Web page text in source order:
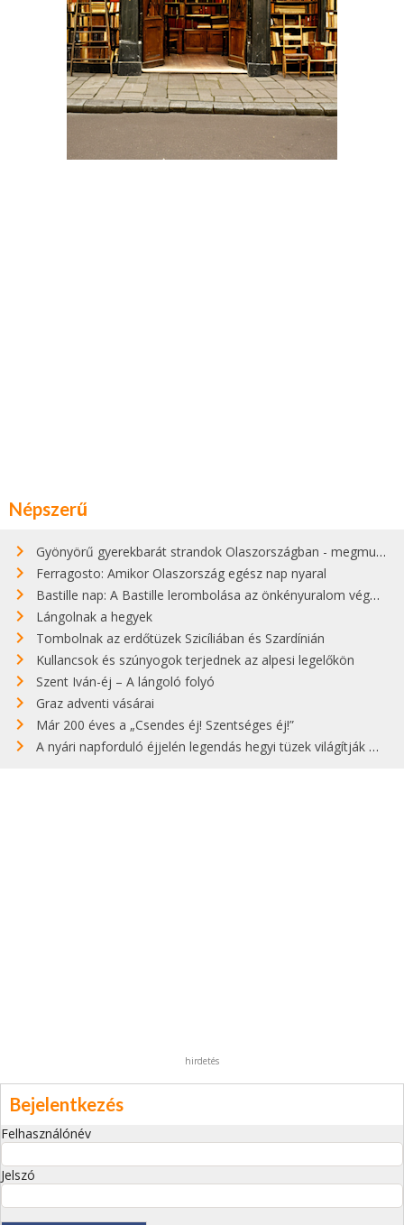
Népszerű
Gyönyörű gyerekbarát strandok Olaszországban - megmutatjuk a 15 legjobbat
Ferragosto: Amikor Olaszország egész nap nyaral
Bastille nap: A Bastille lerombolása az önkényuralom végét jelentette
Lángolnak a hegyek
Tombolnak az erdőtüzek Szicíliában és Szardínián
Kullancsok és szúnyogok terjednek az alpesi legelőkön
Szent Iván-éj – A lángoló folyó
Graz adventi vásárai
Már 200 éves a „Csendes éj! Szentséges éj!”
A nyári napforduló éjjelén legendás hegyi tüzek világítják meg Zugspitzét
hirdetés
Bejelentkezés
Felhasználónév
Jelszó